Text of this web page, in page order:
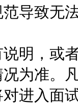
导致无
，或者
为准。
进入面